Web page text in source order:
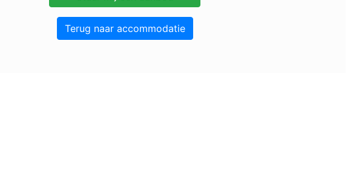
Terug naar accommodatie